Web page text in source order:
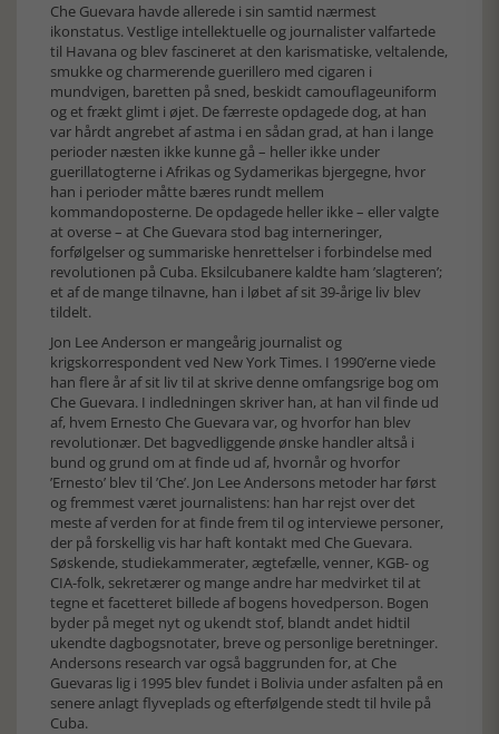
Che Guevara havde allerede i sin samtid nærmest
ikonstatus. Vestlige intellektuelle og journalister valfartede
til Havana og blev fascineret at den karismatiske, veltalende,
smukke og charmerende guerillero med cigaren i
mundvigen, baretten på sned, beskidt camouflageuniform
og et frækt glimt i øjet. De færreste opdagede dog, at han
var hårdt angrebet af astma i en sådan grad, at han i lange
perioder næsten ikke kunne gå – heller ikke under
guerillatogterne i Afrikas og Sydamerikas bjergegne, hvor
han i perioder måtte bæres rundt mellem
kommandoposterne. De opdagede heller ikke – eller valgte
at overse – at Che Guevara stod bag interneringer,
forfølgelser og summariske henrettelser i forbindelse med
revolutionen på Cuba. Eksilcubanere kaldte ham ’slagteren’;
et af de mange tilnavne, han i løbet af sit 39-årige liv blev
tildelt.
Jon Lee Anderson er mangeårig journalist og
krigskorrespondent ved New York Times. I 1990’erne viede
han flere år af sit liv til at skrive denne omfangsrige bog om
Che Guevara. I indledningen skriver han, at han vil finde ud
af, hvem Ernesto Che Guevara var, og hvorfor han blev
revolutionær. Det bagvedliggende ønske handler altså i
bund og grund om at finde ud af, hvornår og hvorfor
’Ernesto’ blev til ’Che’. Jon Lee Andersons metoder har først
og fremmest været journalistens: han har rejst over det
meste af verden for at finde frem til og interviewe personer,
der på forskellig vis har haft kontakt med Che Guevara.
Søskende, studiekammerater, ægtefælle, venner, KGB- og
CIA-folk, sekretærer og mange andre har medvirket til at
tegne et facetteret billede af bogens hovedperson. Bogen
byder på meget nyt og ukendt stof, blandt andet hidtil
ukendte dagbogsnotater, breve og personlige beretninger.
Andersons research var også baggrunden for, at Che
Guevaras lig i 1995 blev fundet i Bolivia under asfalten på en
senere anlagt flyveplads og efterfølgende stedt til hvile på
Cuba.